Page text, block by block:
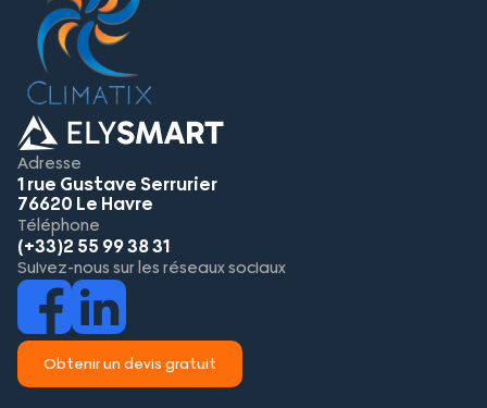
Adresse
1 rue Gustave Serrurier
76620 Le Havre
Téléphone
(+33)2 55 99 38 31
Suivez-nous sur les réseaux sociaux
Obtenir un devis gratuit